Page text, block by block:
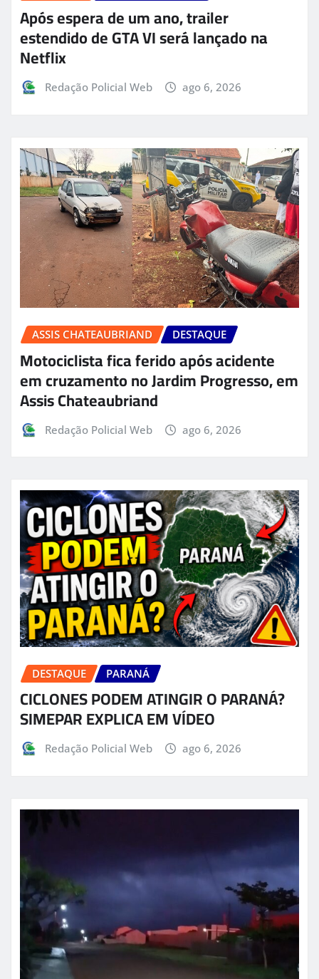
Após espera de um ano, trailer
estendido de GTA VI será lançado na
Netflix
Redação Policial Web ago 6, 2026
ASSIS CHATEAUBRIAND DESTAQUE
Motociclista fica ferido após acidente
em cruzamento no Jardim Progresso, em
Assis Chateaubriand
Redação Policial Web ago 6, 2026
DESTAQUE PARANÁ
CICLONES PODEM ATINGIR O PARANÁ?
SIMEPAR EXPLICA EM VÍDEO
Redação Policial Web ago 6, 2026